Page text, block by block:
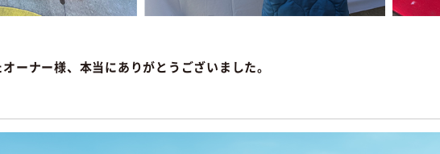
ーナー様、本当にありがとうございました。